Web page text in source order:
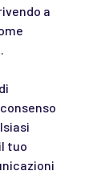
a
tuo